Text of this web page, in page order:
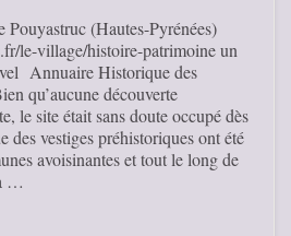
(Hautes-Pyrénées)
le-village/histoire-patrimoine un
Annuaire Historique des
qu’aucune découverte
le site était sans doute occupé dès
des vestiges préhistoriques ont été
avoisinantes et tout le long de
…